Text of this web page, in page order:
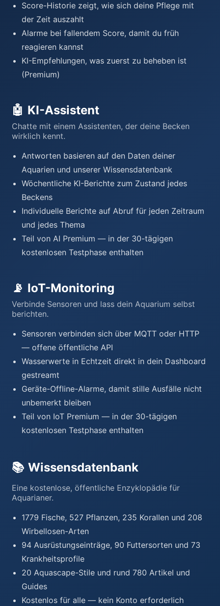
Score-Historie zeigt, wie sich deine Pflege mit
der Zeit auszahlt
Alarme bei fallendem Score, damit du früh
reagieren kannst
KI-Empfehlungen, was zuerst zu beheben ist
(Premium)
🤖 KI-Assistent
Chatte mit einem Assistenten, der deine Becken
wirklich kennt.
Antworten basieren auf den Daten deiner
Aquarien und unserer Wissensdatenbank
Wöchentliche KI-Berichte zum Zustand jedes
Beckens
Individuelle Berichte auf Abruf für jeden Zeitraum
und jedes Thema
Teil von AI Premium — in der 30-tägigen
kostenlosen Testphase enthalten
📡 IoT-Monitoring
Verbinde Sensoren und lass dein Aquarium selbst
berichten.
Sensoren verbinden sich über MQTT oder HTTP
— offene öffentliche API
Wasserwerte in Echtzeit direkt in dein Dashboard
gestreamt
Geräte-Offline-Alarme, damit stille Ausfälle nicht
unbemerkt bleiben
Teil von IoT Premium — in der 30-tägigen
kostenlosen Testphase enthalten
📚 Wissensdatenbank
Eine kostenlose, öffentliche Enzyklopädie für
Aquarianer.
1779 Fische, 527 Pflanzen, 235 Korallen und 208
Wirbellosen-Arten
94 Ausrüstungseinträge, 90 Futtersorten und 73
Krankheitsprofile
20 Aquascape-Stile und rund 780 Artikel und
Guides
Kostenlos für alle — kein Konto erforderlich